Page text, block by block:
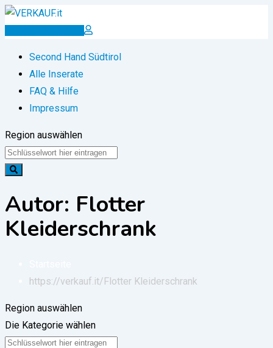
Zum
Inserat erstellen
Second Hand Südtirol
Alle Inserate
FAQ & Hilfe
Impressum
Region auswählen
Autor: Flotter
Kleiderschrank
https://verkauf.it/ Flotter Kleiderschrank
Region auswählen
Die Kategorie wählen